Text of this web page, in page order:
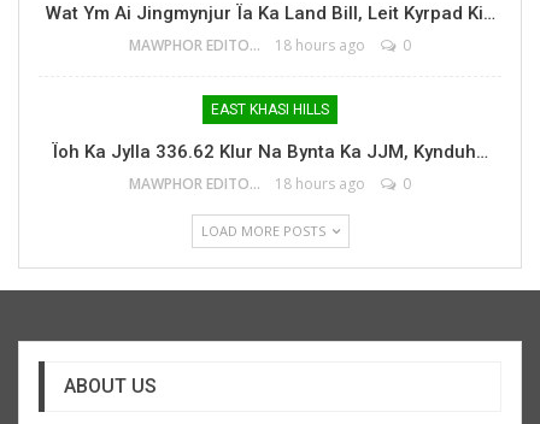
Wat Ym Ai Jingmynjur Ïa Ka Land Bill, Leit Kyrpad Ki…
MAWPHOR EDITOR 18 hours ago 0
EAST KHASI HILLS
Ïoh Ka Jylla 336.62 Klur Na Bynta Ka JJM, Kynduh…
MAWPHOR EDITOR 18 hours ago 0
LOAD MORE POSTS
ABOUT US